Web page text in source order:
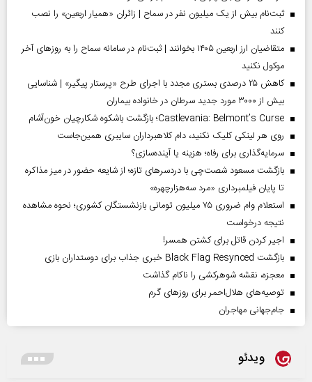
ثبت‌نام بیش از یک میلیون نفر در سماح | زائران «همیار اربعین» را نصب
کنند
متقاضیان ارز اربعین ۱۴۰۵ بخوانند | ثبت‌نام در سامانه سماح را به روز‌های آخر
موکول نکنید
کاهش ۲۵ درصدی بستری مجدد با اجرای طرح «پرستار پیگیر» | شناسایی
بیش از ۳۰۰۰ مورد جدید سرطان در خانواده بیماران
Castlevania: Belmont’s Curse؛ بازگشت باشکوه شکارچیان خون‌آشام
روی هر لینکی کلیک نکنید، دام کلاهبرداران سایبری همین‌جاست
سرمایه‌گذاری برای رفاه؛ هزینه یا آینده‌سازی؟
بازگشت مسعود شصت‌چی با دردسر‌های تازه؛ از شایعه حضور در میز مذاکره
تا پایان فیلمبرداری «مرد سه‌هزارچهره»
استعلام وام ضروری ۷۵ میلیون تومانی بازنشستگان کشوری؛ نحوه مشاهده
نتیجه درخواست
اجیر کردن قاتل برای کشتن همسر!
بازگشت Black Flag Resynced خبری جذاب برای دوستداران بازی
معجزه، نقشه شوهرکشی را ناکام گذاشت
توصیه‌های هلال‌احمر برای روز‌های گرم
جام‌جهانی مهاجران
ویدئو